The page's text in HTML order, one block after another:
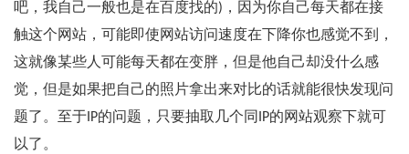
吧，我自己一般也是在百度找的)，因为你自己每天都在接
触这个网站，可能即使网站访问速度在下降你也感觉不到，
这就像某些人可能每天都在变胖，但是他自己却没什么感
觉，但是如果把自己的照片拿出来对比的话就能很快发现问
题了。至于IP的问题，只要抽取几个同IP的网站观察下就可
以了。